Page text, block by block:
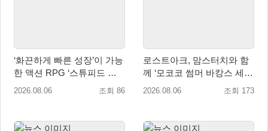
‘화끈하게 빠른 성장’이 가능
한 액션 RPG ‘스튜피드 네
버 다이즈’ 패키지판 예약판
2026.08.06 조회 86
로스트아크, 맘스터치와 함
께 ‘모코코 썸머 바캉스 세
트’ 출시
2026.08.06 조회 173